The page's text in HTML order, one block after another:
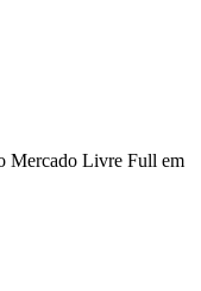
Mercado Livre Full em